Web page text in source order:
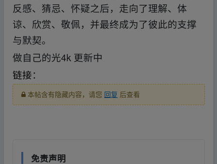
反感、猜忌、怀疑之后，走向了理解、体
谅、欣赏、敬佩，并最终成为了彼此的支撑
与默契。
做自己的光4k 更新中
链接：
本帖含有隐藏内容，请您 回复 后查看
免责声明